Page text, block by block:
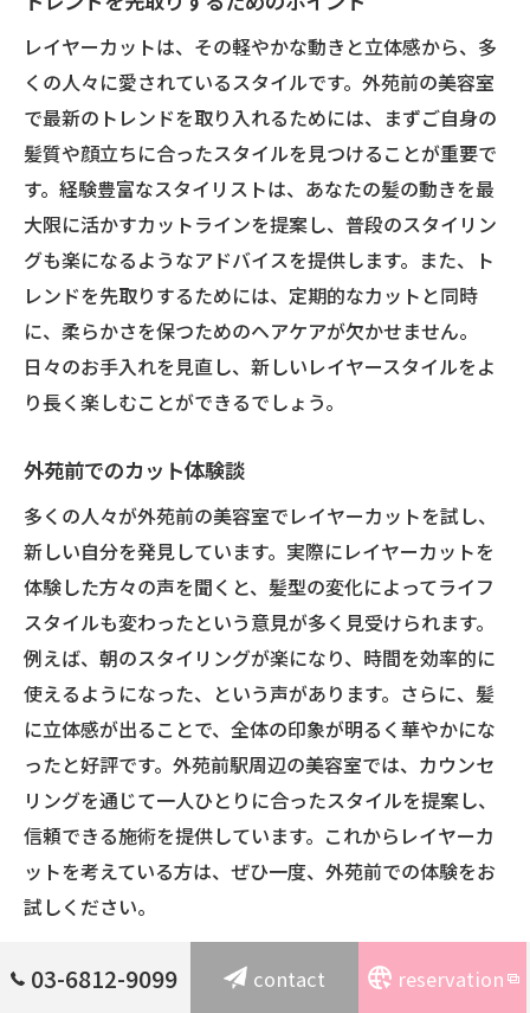
レイヤーカットは、その軽やかな動きと立体感から、多
くの人々に愛されているスタイルです。外苑前の美容室
で最新のトレンドを取り入れるためには、まずご自身の
髪質や顔立ちに合ったスタイルを見つけることが重要で
す。経験豊富なスタイリストは、あなたの髪の動きを最
大限に活かすカットラインを提案し、普段のスタイリン
グも楽になるようなアドバイスを提供します。また、ト
レンドを先取りするためには、定期的なカットと同時
に、柔らかさを保つためのヘアケアが欠かせません。
日々のお手入れを見直し、新しいレイヤースタイルをよ
り長く楽しむことができるでしょう。
外苑前でのカット体験談
多くの人々が外苑前の美容室でレイヤーカットを試し、
新しい自分を発見しています。実際にレイヤーカットを
体験した方々の声を聞くと、髪型の変化によってライフ
スタイルも変わったという意見が多く見受けられます。
例えば、朝のスタイリングが楽になり、時間を効率的に
使えるようになった、という声があります。さらに、髪
に立体感が出ることで、全体の印象が明るく華やかにな
ったと好評です。外苑前駅周辺の美容室では、カウンセ
リングを通じて一人ひとりに合ったスタイルを提案し、
信頼できる施術を提供しています。これからレイヤーカ
ットを考えている方は、ぜひ一度、外苑前での体験をお
試しください。
03-6812-9099 contact reservation